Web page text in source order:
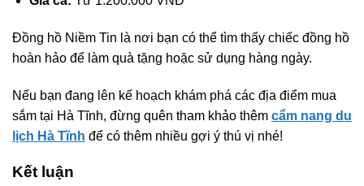
Đồng hồ Niềm Tin là nơi bạn có thể tìm thấy chiếc đồng hồ
hoàn hảo để làm quà tặng hoặc sử dụng hàng ngày.
Nếu bạn đang lên kế hoạch khám phá các địa điểm mua
sắm tại Hà Tĩnh, đừng quên tham khảo thêm cẩm nang du
lịch Hà Tĩnh để có thêm nhiều gợi ý thú vị nhé!
Kết luận